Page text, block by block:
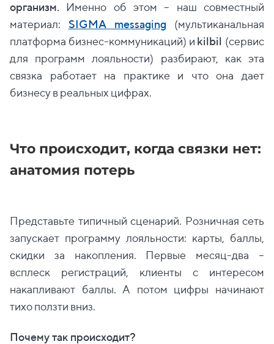
организм. Именно об этом – наш совместный
материал: SIGMA messaging (мультиканальная
платформа бизнес-коммуникаций) и kilbil (сервис
для программ лояльности) разбирают, как эта
связка работает на практике и что она дает
бизнесу в реальных цифрах.
Что происходит, когда связки нет:
анатомия потерь
Представьте типичный сценарий. Розничная сеть
запускает программу лояльности: карты, баллы,
скидки за накопления. Первые месяц-два –
всплеск регистраций, клиенты с интересом
накапливают баллы. А потом цифры начинают
тихо ползти вниз.
Почему так происходит?